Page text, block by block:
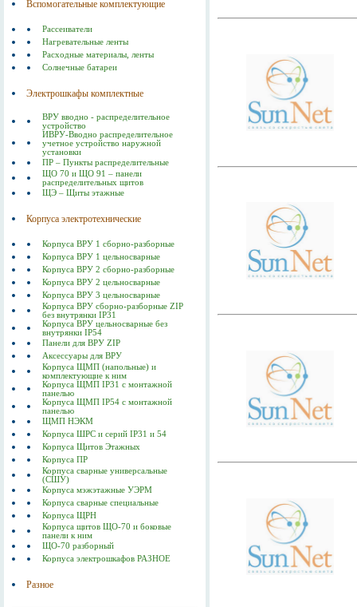
Вспомогательные комплектующие
Рассеиватели
Нагревательные ленты
Расходные материалы, ленты
Солнечные батареи
Электрошкафы комплектные
ВРУ вводно - распределительное
устройство
ИВРУ-Вводно распределительное
учетное устройство наружной
установки
ПР – Пункты распределительные
ЩО 70 и ЩО 91 – панели
распределительных щитов
ЩЭ – Щиты этажные
Корпуса электротехнические
Корпуса ВРУ 1 сборно-разборные
Корпуса ВРУ 1 цельносварные
Корпуса ВРУ 2 сборно-разборные
Корпуса ВРУ 2 цельносварные
Корпуса ВРУ 3 цельносварные
Корпуса ВРУ сборно-разборные ZIP
без внутрянки IP31
Корпуса ВРУ цельносварные без
внутрянки IP54
Панели для ВРУ ZIP
Аксессуары для ВРУ
Корпуса ЩМП (напольные) и
комплектующие к ним
Корпуса ЩМП IP31 с монтажной
панелью
Корпуса ЩМП IP54 с монтажной
панелью
ЩМП НЭКМ
Корпуса ШРС и серий IP31 и 54
Корпуса Щитов Этажных
Корпуса ПР
Корпуса сварные универсальные
(СШУ)
Корпуса мэжэтажные УЭРМ
Корпуса сварные специальные
Корпуса ЩРН
Корпуса щитов ЩО-70 и боковые
панели к ним
ЩО-70 разборный
Корпуса электрошкафов РАЗНОЕ
Разное